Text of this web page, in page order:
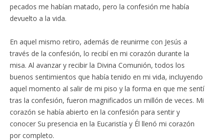
pecados me habían matado, pero la confesión me había
devuelto a la vida.
En aquel mismo retiro, además de reunirme con Jesús a
través de la confesión, lo recibí en mi corazón durante la
misa. Al avanzar y recibir la Divina Comunión, todos los
buenos sentimientos que había tenido en mi vida, incluyendo
aquel momento al salir de mi piso y la forma en que me sentí
tras la confesión, fueron magnificados un millón de veces. Mi
corazón se había abierto en la confesión para sentir y
conocer Su presencia en la Eucaristía y Él llenó mi corazón
por completo.